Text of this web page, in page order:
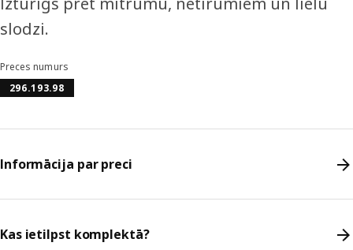
slodzi.
Preces numurs
296.193.98
Informācija par preci
Kas ietilpst komplektā?